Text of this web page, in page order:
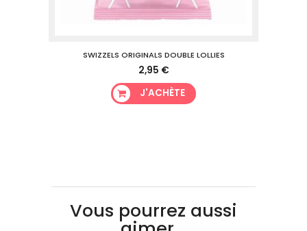
SWIZZELS ORIGINALS DOUBLE LOLLIES
2,95 €
J'ACHÈTE
Vous pourrez aussi